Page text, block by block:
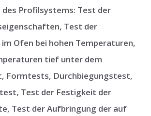
Profilsystems: Test der
Test der
Ofen bei hohen Temperaturen,
tief unter dem
Formtests, Durchbiegungstest,
Test der Festigkeit der
Test der Aufbringung der auf